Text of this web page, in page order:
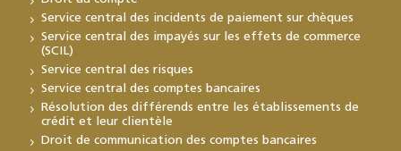
Service central des incidents de paiement sur chèques
Service central des impayés sur les effets de commerce
(SCIL)
Service central des risques
Service central des comptes bancaires
Résolution des différends entre les établissements de
crédit et leur clientèle
Droit de communication des comptes bancaires